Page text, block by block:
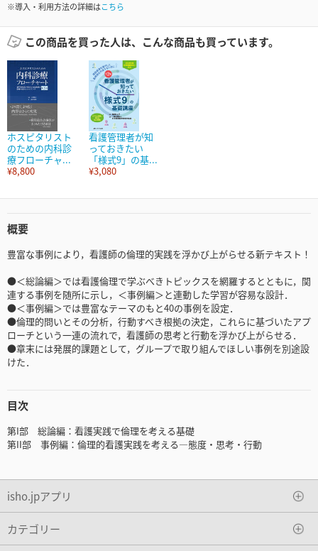
※導入・利用方法の詳細はこちら
この商品を買った人は、こんな商品も買っています。
ホスピタリスト
のための内科診
療フローチャ...
¥8,800
看護管理者が知
っておきたい
「様式9」の基...
¥3,080
概要
豊富な事例により，看護師の倫理的実践を浮かび上がらせる新テキスト！
●＜総論編＞では看護倫理で学ぶべきトピックスを網羅するとともに，関
連する事例を随所に示し，＜事例編＞と連動した学習が容易な設計．
●＜事例編＞では豊富なテーマのもと40の事例を設定．
●倫理的問いとその分析，行動すべき根拠の決定，これらに基づいたアプ
ローチという一連の流れで，看護師の思考と行動を浮かび上がらせる．
●章末には発展的課題として，グループで取り組んでほしい事例を別途設
けた．
目次
第I部 総論編：看護実践で倫理を考える基礎
第II部 事例編：倫理的看護実践を考える―態度・思考・行動
isho.jpアプリ
カテゴリー